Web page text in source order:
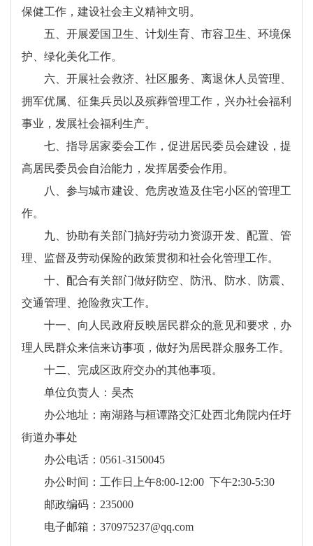
保健工作，建设社会主义精神文明。
五、开展爱国卫生、计划生育、市容卫生、环境保
护、绿化美化工作。
六、开展社会救济、社区服务、离退休人员管理、
拥军优属、征集兵员以及殡葬管理工作，兴办社会福利
事业，发展社会福利生产。
七、指导居家委会工作，促进居民委员会建设，提
高居民委员会自治能力，发挥居委会作用。
八、参与城市建设、危房改造及住宅小区的管理工
作。
九、协助有关部门搞好劳动力资源开发、配置、管
理、监督及劳动保险的政策贯彻和社会化管理工作。
十、配合有关部门做好防空、防汛、防水、防震、
交通管理、抢险救灾工作。
十一、向人民政府反映居民群众的意见和要求，办
理人民群众来信来访事项，做好为居民群众服务工作。
十二、完成区政府交办的其他事项。
单位负责人：吴杰
办公地址：南湖路与桓谭路交汇处西北角院内任圩
街道办事处
办公电话：0561-3150045
办公时间：工作日上午8:00-12:00 下午2:30-5:30
邮政编码：235000
电子邮箱：370975237@qq.com